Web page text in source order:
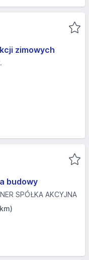
zimowych
budowy
SPÓŁKA AKCYJNA